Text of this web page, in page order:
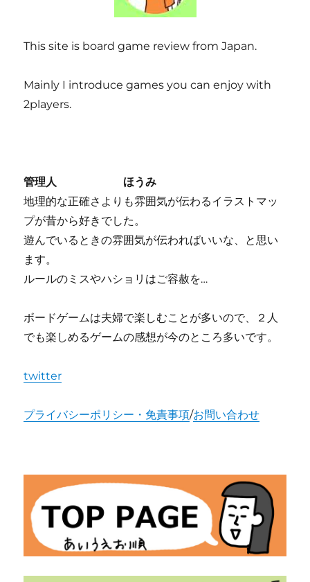
This site is board game review from Japan.
Mainly I introduce games you can enjoy with
2players.
管理人 ほうみ
地理的な正確さよりも雰囲気が伝わるイラストマッ
プが昔から好きでした。
遊んでいるときの雰囲気が伝わればいいな、と思い
ます。
ルールのミスやハショリはご容赦を…
ボードゲームは夫婦で楽しむことが多いので、２人
でも楽しめるゲームの感想が今のところ多いです。
twitter
プライバシーポリシー・免責事項/お問い合わせ